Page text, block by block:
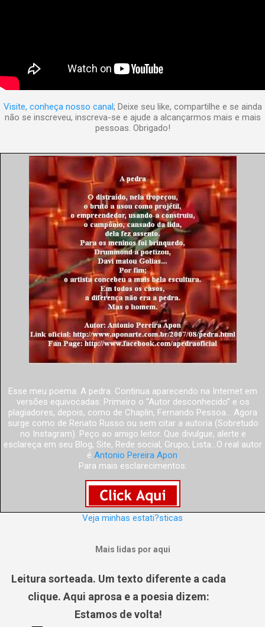
Visite, conheça nosso canal; Deixe seu like, compartilhe e se ainda
não se inscreveu, inscreva-se e ajude a alcançarmos mais e mais
pessoas. Obrigado!
Esse meu poema: A pedra. Continua aparecendo na Internet em
versões equivocadas: Primeiro o “Autor desconhecido” e os
plagiadores, depois, como de Chaplin, Fernando Pessoa... Agora
surge como de Renato Russo ou sem citar a autoria (Sobretudo
no Instagram). Peço ao amigo leitor. Que divulgue, alerte e
esclareça em seu Blog, Site, Rede social, Grupo, Lista...O real autor
é Antonio Pereira Apon.
Para mais esclarecimentos:
Veja minhas estati?sticas
Mais lidas por aqui
Leitura sorteada. Um texto diferente a cada
clique. Aqui aprosa e a poesia dizem:
Estamos de volta!